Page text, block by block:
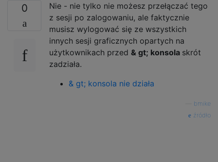
0
Nie - nie tylko nie możesz przełączać tego
z sesji po zalogowaniu, ale faktycznie
musisz wylogować się ze wszystkich
innych sesji graficznych opartych na
użytkownikach przed & gt; konsola skrót
zadziała.
& gt; konsola nie działa
bmike
źródło